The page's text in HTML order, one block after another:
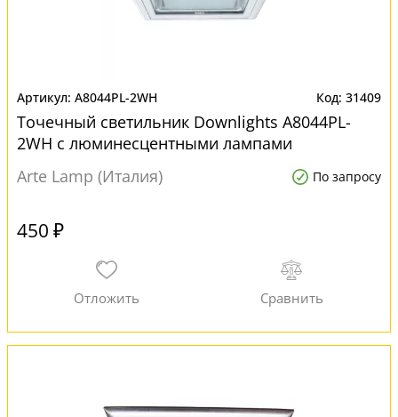
A8044PL-2WH 31409
Точечный светильник Downlights A8044PL-
2WH с люминесцентными лампами
Arte Lamp (Италия)
По запросу
450 ₽